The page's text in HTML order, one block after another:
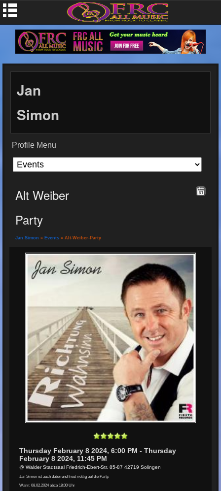
Jan
Simon
Profile Menu
Alt Weiber
Party
Jan Simon » Events » Alt-Weiber-Party
Thursday February 8 2024, 6:00 PM - Thursday
February 8 2024, 11:45 PM
@ Walder Stadtsaal Friedrich-Ebert-Str. 85-87 42719 Solingen
Jan Simon ist auch dabei und freut rießig auf die Party.
Wann: 08.02.2024 abca 18:00 Uhr